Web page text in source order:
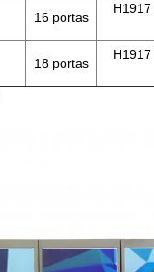
16 portas
18 portas